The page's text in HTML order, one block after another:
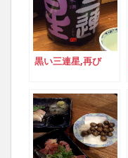
黒い三連星,再び